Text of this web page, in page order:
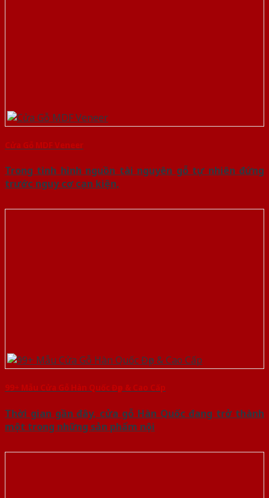
Cửa Gỗ MDF Veneer
Trong tình hình nguồn tài nguyên gỗ tự nhiên đứng
trước nguy cơ cạn kiện,
99+ Mẫu Cửa Gỗ Hàn Quốc Đẹp & Cao Cấp
Thời gian gần đây, cửa gỗ Hàn Quốc đang trở thành
một trong những sản phẩm nội